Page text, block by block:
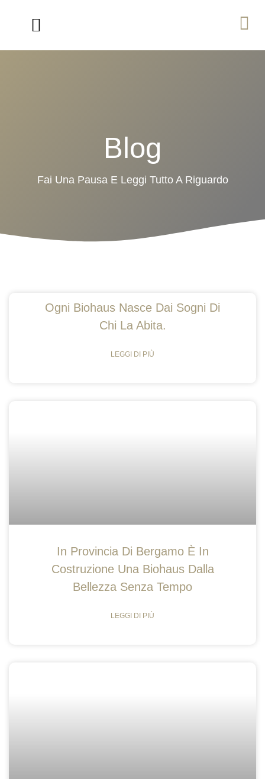
Blog
Fai Una Pausa E Leggi Tutto A Riguardo
Ogni Biohaus Nasce Dai Sogni Di
Chi La Abita.
LEGGI DI PIÙ
In Provincia Di Bergamo È In
Costruzione Una Biohaus Dalla
Bellezza Senza Tempo
LEGGI DI PIÙ